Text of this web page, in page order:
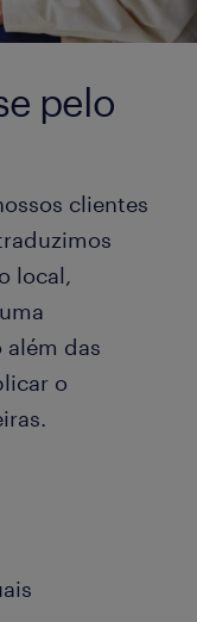
pelo
clientes
local,
das
o